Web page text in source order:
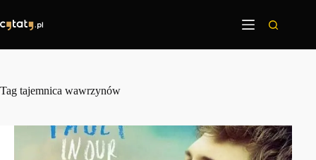
treści
Tag tajemnica wawrzynów